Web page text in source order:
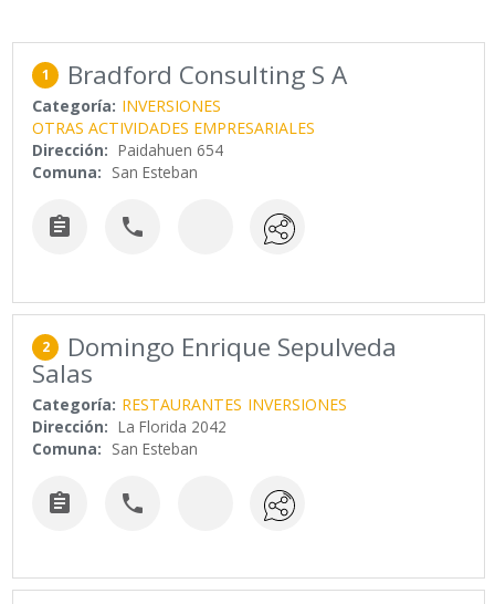
1 Bradford Consulting S A
Categoría: INVERSIONES
OTRAS ACTIVIDADES EMPRESARIALES
Dirección: Paidahuen 654
Comuna: San Esteban
 
2 Domingo Enrique Sepulveda
Salas
Categoría: RESTAURANTES INVERSIONES
Dirección: La Florida 2042
Comuna: San Esteban
 